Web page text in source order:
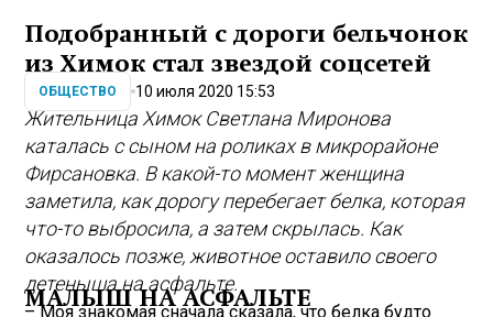
Подобранный с дороги бельчонок
из Химок стал звездой соцсетей
ОБЩЕСТВО 10 июля 2020 15:53
Жительница Химок Светлана Миронова
каталась с сыном на роликах в микрорайоне
Фирсановка. В какой-то момент женщина
заметила, как дорогу перебегает белка, которая
что-то выбросила, а затем скрылась. Как
оказалось позже, животное оставило своего
детеныша на асфальте.
МАЛЫШ НА АСФАЛЬТЕ
– Моя знакомая сначала сказала, что белка будто